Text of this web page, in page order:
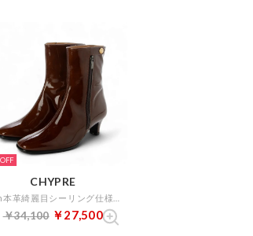
CHYPRE
￥34,100 ￥27,500